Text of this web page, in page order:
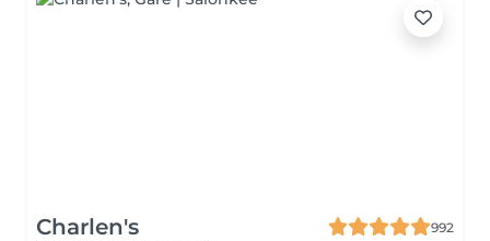
Charlen's
992